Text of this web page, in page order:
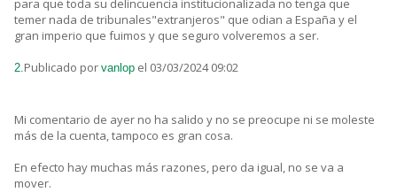
para que toda su delincuencia institucionalizada no tenga que
temer nada de tribunales"extranjeros" que odian a España y el
gran imperio que fuimos y que seguro volveremos a ser.
2. Publicado por vanlop el 03/03/2024 09:02
Mi comentario de ayer no ha salido y no se preocupe ni se moleste
más de la cuenta, tampoco es gran cosa.
En efecto hay muchas más razones, pero da igual, no se va a
mover.